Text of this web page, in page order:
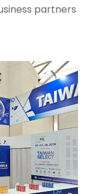
partners